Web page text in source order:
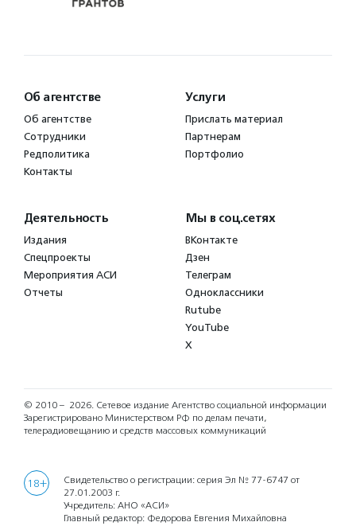
Об агентстве
Об агентстве
Сотрудники
Редполитика
Контакты
Услуги
Прислать материал
Партнерам
Портфолио
Деятельность
Издания
Спецпроекты
Мероприятия АСИ
Отчеты
Мы в соц.сетях
ВКонтакте
Дзен
Телеграм
Одноклассники
Rutube
YouTube
X
© 2010 – 2026. Сетевое издание Агентство социальной информации
Зарегистрировано Министерством РФ по делам печати,
телерадиовещанию и средств массовых коммуникаций
18+
Свидетельство о регистрации: серия Эл № 77-6747 от
27.01.2003 г.
Учредитель: АНО «АСИ»
Главный редактор: Федорова Евгения Михайловна